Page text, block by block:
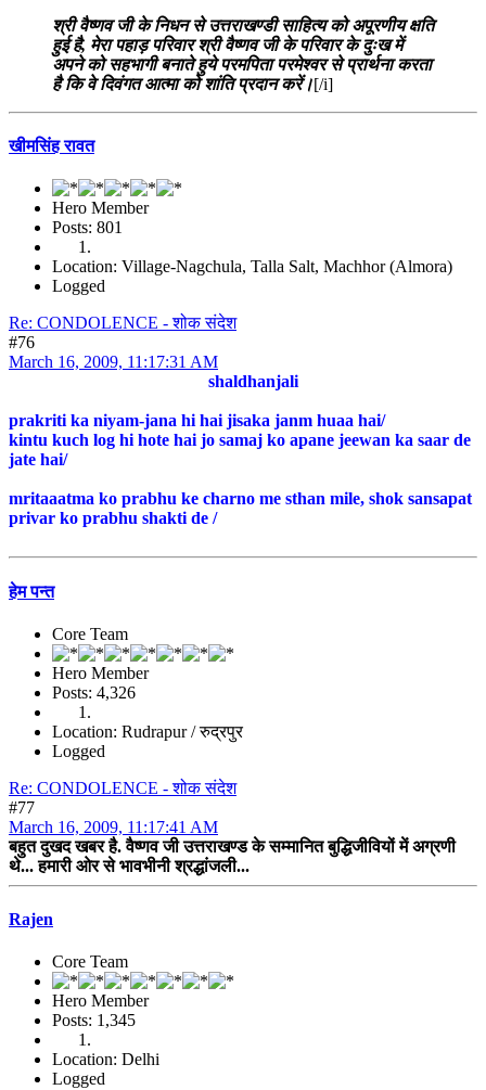
श्री वैष्णव जी के निधन से उत्तराखण्डी साहित्य को अपूरणीय क्षति
हुई है, मेरा पहाड़ परिवार श्री वैष्णव जी के परिवार के दुःख में
अपने को सहभागी बनाते हुये परमपिता परमेश्वर से प्रार्थना करता
है कि वे दिवंगत आत्मा को शांति प्रदान करें।[/i]
खीमसिंह रावत
Hero Member
Posts: 801
Location: Village-Nagchula, Talla Salt, Machhor (Almora)
Logged
Re: CONDOLENCE - शोक संदेश
#76
March 16, 2009, 11:17:31 AM
shaldhanjali
prakriti ka niyam-jana hi hai jisaka janm huaa hai/
kintu kuch log hi hote hai jo samaj ko apane jeewan ka saar de
jate hai/
mritaaatma ko prabhu ke charno me sthan mile, shok sansapat
privar ko prabhu shakti de /
हेम पन्त
Core Team
Hero Member
Posts: 4,326
Location: Rudrapur / रुद्रपुर
Logged
Re: CONDOLENCE - शोक संदेश
#77
March 16, 2009, 11:17:41 AM
बहुत दुखद खबर है. वैष्णव जी उत्तराखण्ड के सम्मानित बुद्धिजीवियों में अग्रणी
थे... हमारी ओर से भावभीनी श्रद्धांजली...
Rajen
Core Team
Hero Member
Posts: 1,345
Location: Delhi
Logged